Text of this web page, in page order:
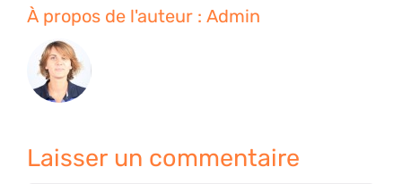
À propos de l'auteur : Admin
Laisser un commentaire